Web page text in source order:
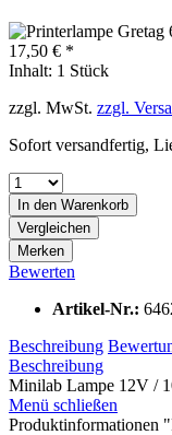
17,50 € *
Inhalt: 1 Stück
zzgl. MwSt. zzgl.
Sofort versandfertig,
In den Warenkorb
Vergleichen
Merken
Bewerten
Artikel-Nr.:
Beschreibung
Beschreibung
Minilab Lampe 12V /
Menü schließen
Produktinformationen